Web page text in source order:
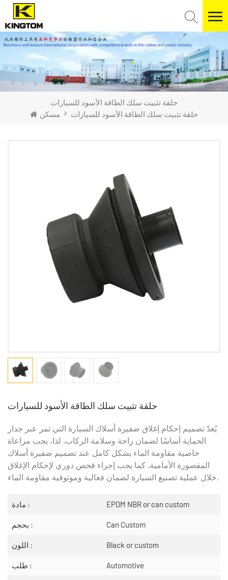
حلقة تثبيت سلك الطاقة الأسود للسيارات
مسكن
حلقة تثبيت سلك الطاقة الأسود للسيارات
حلقة تثبيت سلك الطاقة الأسود للسيارات
يُعدّ تصميم إحكام إغلاق ضفيرة أسلاك السيارة التي تمر عبر جدار
الحماية أساسًا لضمان راحة وسلامة الركاب. لذا، يجب مراعاة
خاصية مقاومة الماء بشكل كامل عند تصميم ضفيرة أسلاك
المقصورة الأمامية. كما يجب إجراء فحص دوري لإحكام الإغلاق
خلال عملية تصنيع السيارة لضمان فعالية وموثوقية مقاومة الماء.
مادة : EPDM NBR or can custom
بحجم : Can Custom
اللون : Black or custom
طلب : Automotive